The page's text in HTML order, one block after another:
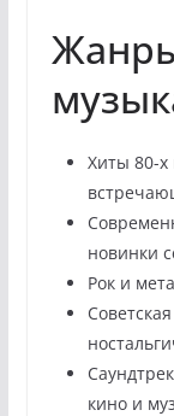
Хиты 80-
новинки
Рок и
кино и